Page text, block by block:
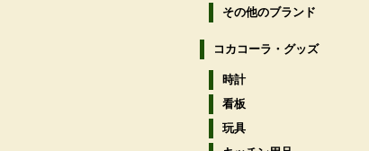
その他のブランド
コカコーラ・グッズ
時計
看板
玩具